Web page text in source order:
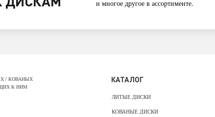
и многое другое в ассортименте.
/ КОВАНЫХ
К НИМ
КАТАЛОГ
ЛИТЫЕ ДИСКИ
КОВАНЫЕ ДИСКИ